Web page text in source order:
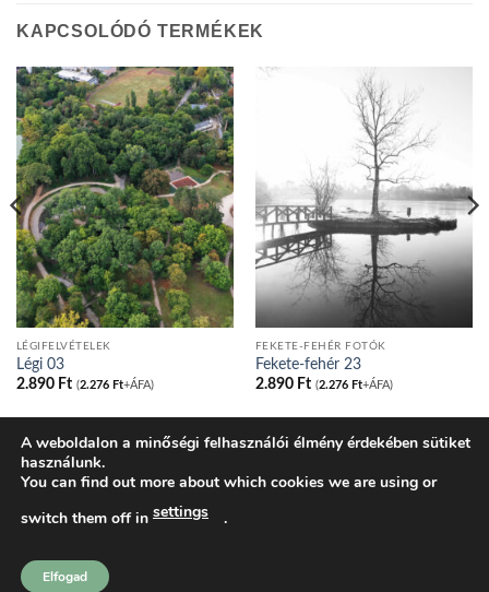
KAPCSOLÓDÓ TERMÉKEK
LÉGIFELVÉTELEK
Légi 03
2.890 Ft (2.276 Ft+ÁFA)
FEKETE-FEHÉR FOTÓK
Fekete-fehér 23
2.890 Ft (2.276 Ft+ÁFA)
BLOG ADATVÉDELMI IRÁNYELVEK
ÁLTALÁNOS SZERZŐDÉSI FELTÉTELEK
KOSÁR
PÉNZTÁR
tatakonyv.hu 2026 ©
A weboldalon a minőségi felhasználói élmény érdekében sütiket
használunk.
You can find out more about which cookies we are using or
switch them off in settings .
Elfogad